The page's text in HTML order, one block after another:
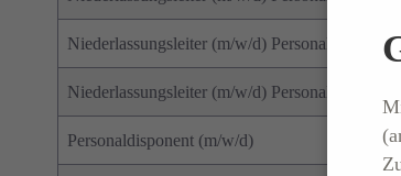
Niederlassungsleiter (m/w/d)
Niederlassungsleiter (m/w/d)
Personaldisponent (m/w/d)